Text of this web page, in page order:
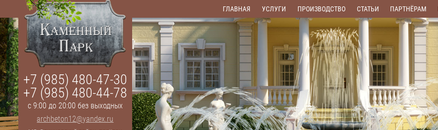
ГЛАВНАЯ УСЛУГИ ПРОИЗВОДСТВО СТАТЬИ ПАРТНЁРАМ
+7 (985) 480-47-30
+7 (985) 480-44-78
с 9:00 до 20:00 без выходных
archbeton12@yandex.ru